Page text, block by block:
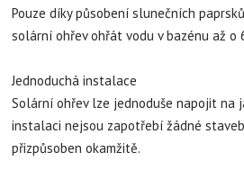
Pouze díky působení slunečních
solární ohřev ohřát vodu v bazénu až o
Jednoduchá instalace
Solární ohřev lze jednoduše napojit na
instalaci nejsou zapotřebí žádné
přizpůsoben okamžitě.